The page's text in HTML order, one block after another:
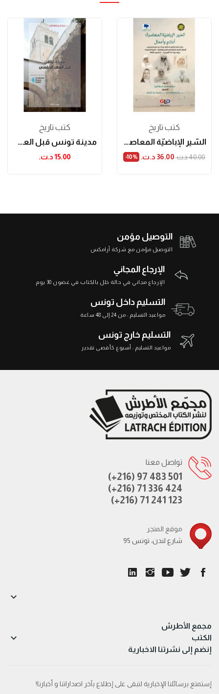
كتب تاريخ
مدينة تونس قبل العهد الحفصي
15.00 د.ت.‏
كتب تاريخ
السّير الإباضيّة المعاصرة: أعلام وأعمال
40.00 د.ت.‏ 36.00 د.ت.‏ ‎-10%
التوصيل مؤمن
التوصيل مؤمن مع شركة أرامكس
الإرجاع المجاني
الإرجاع مجاني في حالة خلل بالكتاب في غضون 30 يوم
التسليم داخل تونس
مواعيد التسليم : من 24 إلى 48 ساعة
التسليم خارج تونس
مواعيد التسليم : أسبوع كأقصى تقدير
تواصل معنا
(+216) 97 483 501
(+216) 71 336 424
(+216) 71 241 123
موقع المتجر
95 شارع لندن، تونس
مجمع الأطرش

الكتب 
إنضم إلى نشرتنا الاخبارية
إستمتع برسائلنا الإخبارية لتبقى على إطلاع بآخر اصداراتنا و أخبارنا!